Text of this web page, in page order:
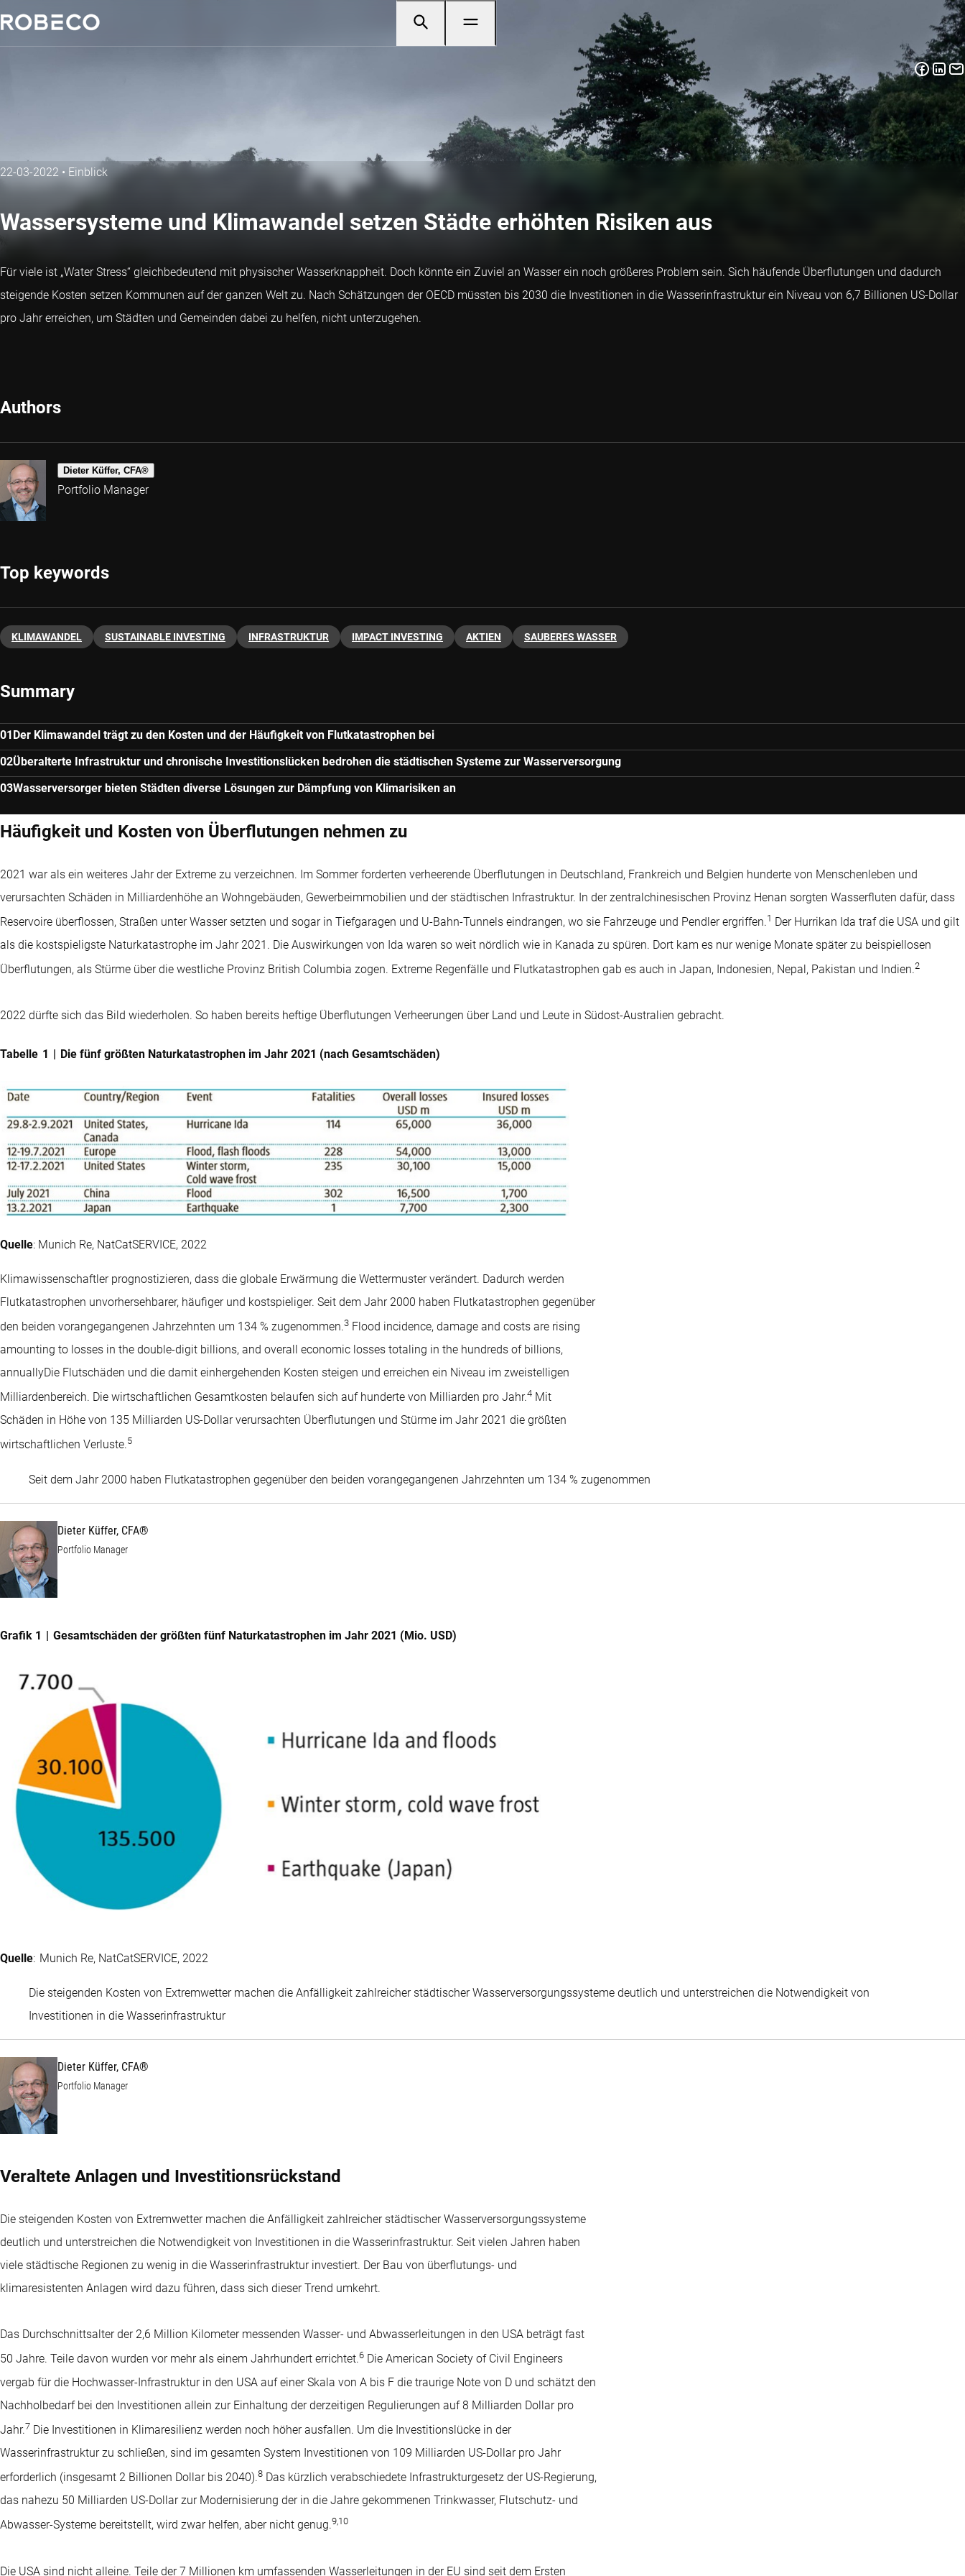
22-03-2022 • Einblick
Wassersysteme und Klimawandel setzen Städte erhöhten Risiken aus
Für viele ist „Water Stress“ gleichbedeutend mit physischer Wasserknappheit. Doch könnte ein Zuviel an Wasser ein noch größeres Problem sein. Sich häufende Überflutungen und dadurch
steigende Kosten setzen Kommunen auf der ganzen Welt zu. Nach Schätzungen der OECD müssten bis 2030 die Investitionen in die Wasserinfrastruktur ein Niveau von 6,7 Billionen US-Dollar
pro Jahr erreichen, um Städten und Gemeinden dabei zu helfen, nicht unterzugehen.
Authors
Dieter Küffer, CFA®
Portfolio Manager
Top keywords
KLIMAWANDEL SUSTAINABLE INVESTING INFRASTRUKTUR IMPACT INVESTING AKTIEN SAUBERES WASSER
Summary
Der Klimawandel trägt zu den Kosten und der Häufigkeit von Flutkatastrophen bei
Überalterte Infrastruktur und chronische Investitionslücken bedrohen die städtischen Systeme zur Wasserversorgung
Wasserversorger bieten Städten diverse Lösungen zur Dämpfung von Klimarisiken an
Häufigkeit und Kosten von Überflutungen nehmen zu
2021 war als ein weiteres Jahr der Extreme zu verzeichnen. Im Sommer forderten verheerende Überflutungen in Deutschland, Frankreich und Belgien hunderte von Menschenleben und
verursachten Schäden in Milliardenhöhe an Wohngebäuden, Gewerbeimmobilien und der städtischen Infrastruktur. In der zentralchinesischen Provinz Henan sorgten Wasserfluten dafür, dass
Reservoire überflossen, Straßen unter Wasser setzten und sogar in Tiefgaragen und U-Bahn-Tunnels eindrangen, wo sie Fahrzeuge und Pendler ergriffen.1 Der Hurrikan Ida traf die USA und gilt
als die kostspieligste Naturkatastrophe im Jahr 2021. Die Auswirkungen von Ida waren so weit nördlich wie in Kanada zu spüren. Dort kam es nur wenige Monate später zu beispiellosen
Überflutungen, als Stürme über die westliche Provinz British Columbia zogen. Extreme Regenfälle und Flutkatastrophen gab es auch in Japan, Indonesien, Nepal, Pakistan und Indien.2
2022 dürfte sich das Bild wiederholen. So haben bereits heftige Überflutungen Verheerungen über Land und Leute in Südost-Australien gebracht.
Tabelle 1 | Die fünf größten Naturkatastrophen im Jahr 2021 (nach Gesamtschäden)
Quelle: Munich Re, NatCatSERVICE, 2022
Klimawissenschaftler prognostizieren, dass die globale Erwärmung die Wettermuster verändert. Dadurch werden
Flutkatastrophen unvorhersehbarer, häufiger und kostspieliger. Seit dem Jahr 2000 haben Flutkatastrophen gegenüber
den beiden vorangegangenen Jahrzehnten um 134 % zugenommen.3 Flood incidence, damage and costs are rising
amounting to losses in the double-digit billions, and overall economic losses totaling in the hundreds of billions,
annuallyDie Flutschäden und die damit einhergehenden Kosten steigen und erreichen ein Niveau im zweistelligen
Milliardenbereich. Die wirtschaftlichen Gesamtkosten belaufen sich auf hunderte von Milliarden pro Jahr.4 Mit
Schäden in Höhe von 135 Milliarden US-Dollar verursachten Überflutungen und Stürme im Jahr 2021 die größten
wirtschaftlichen Verluste.5
Seit dem Jahr 2000 haben Flutkatastrophen gegenüber den beiden vorangegangenen Jahrzehnten um 134 % zugenommen
Dieter Küffer, CFA®
Portfolio Manager
Grafik 1 | Gesamtschäden der größten fünf Naturkatastrophen im Jahr 2021 (Mio. USD)
Quelle: Munich Re, NatCatSERVICE, 2022
Die steigenden Kosten von Extremwetter machen die Anfälligkeit zahlreicher städtischer Wasserversorgungssysteme deutlich und unterstreichen die Notwendigkeit von
Investitionen in die WasserinfrastrukturDieter Küffer, CFA®
Dieter Küffer, CFA®
Portfolio Manager
Veraltete Anlagen und Investitionsrückstand
Die steigenden Kosten von Extremwetter machen die Anfälligkeit zahlreicher städtischer Wasserversorgungssysteme
deutlich und unterstreichen die Notwendigkeit von Investitionen in die Wasserinfrastruktur. Seit vielen Jahren haben
viele städtische Regionen zu wenig in die Wasserinfrastruktur investiert. Der Bau von überflutungs- und
klimaresistenten Anlagen wird dazu führen, dass sich dieser Trend umkehrt.
Das Durchschnittsalter der 2,6 Million Kilometer messenden Wasser- und Abwasserleitungen in den USA beträgt fast
50 Jahre. Teile davon wurden vor mehr als einem Jahrhundert errichtet.6 Die American Society of Civil Engineers
vergab für die Hochwasser-Infrastruktur in den USA auf einer Skala von A bis F die traurige Note von D und schätzt den
Nachholbedarf bei den Investitionen allein zur Einhaltung der derzeitigen Regulierungen auf 8 Milliarden Dollar pro
Jahr.7 Die Investitionen in Klimaresilienz werden noch höher ausfallen. Um die Investitionslücke in der
Wasserinfrastruktur zu schließen, sind im gesamten System Investitionen von 109 Milliarden US-Dollar pro Jahr
erforderlich (insgesamt 2 Billionen Dollar bis 2040).8 Das kürzlich verabschiedete Infrastrukturgesetz der US-Regierung,
das nahezu 50 Milliarden US-Dollar zur Modernisierung der in die Jahre gekommenen Trinkwasser, Flutschutz- und
Abwasser-Systeme bereitstellt, wird zwar helfen, aber nicht genug.9,10
Die USA sind nicht alleine. Teile der 7 Millionen km umfassenden Wasserleitungen in der EU sind seit dem Ersten